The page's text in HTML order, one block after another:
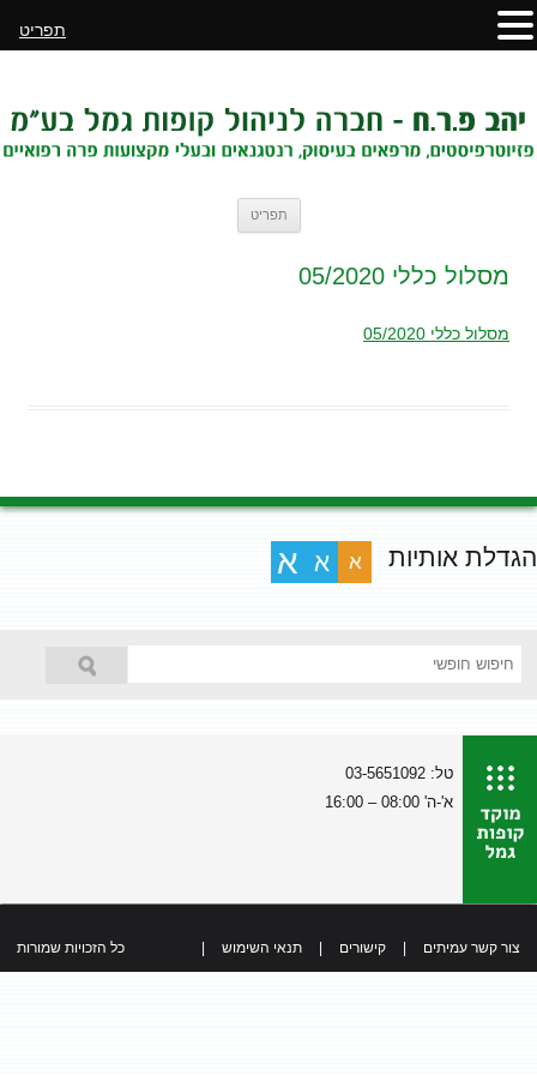
תפריט
מסלול כללי 05/2020
מסלול כללי 05/2020
הגדלת אותיות א א א
טל: 03-5651092
א'-ה' 08:00 – 16:00
צור קשר עמיתים קישורים תנאי השימוש כל הזכויות שמורות
תפריט